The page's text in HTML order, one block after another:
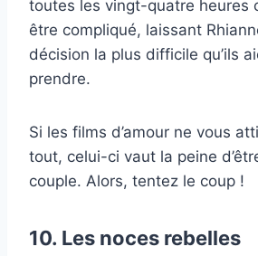
toutes les vingt-quatre heures
être compliqué, laissant
décision la plus difficile qu’ils
prendre.
Si les films d’amour ne vous
tout, celui-ci vaut la peine
couple. Alors, tentez le coup !
10. Les noces rebelles